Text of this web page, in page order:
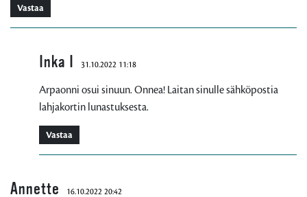
Vastaa
Inka I 31.10.2022 11:18
Arpaonni osui sinuun. Onnea! Laitan sinulle sähköpostia
lahjakortin lunastuksesta.
Vastaa
Annette 16.10.2022 20:42